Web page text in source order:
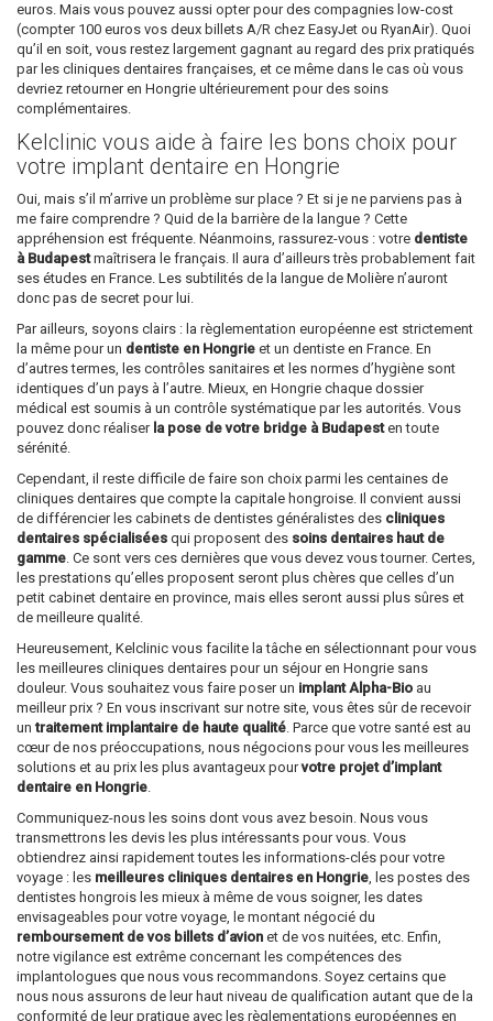
euros. Mais vous pouvez aussi opter pour des compagnies low-cost
(compter 100 euros vos deux billets A/R chez EasyJet ou RyanAir). Quoi
qu’il en soit, vous restez largement gagnant au regard des prix pratiqués
par les cliniques dentaires françaises, et ce même dans le cas où vous
devriez retourner en Hongrie ultérieurement pour des soins
complémentaires.
Kelclinic vous aide à faire les bons choix pour
votre implant dentaire en Hongrie
Oui, mais s’il m’arrive un problème sur place ? Et si je ne parviens pas à
me faire comprendre ? Quid de la barrière de la langue ? Cette
appréhension est fréquente. Néanmoins, rassurez-vous : votre dentiste
à Budapestmaîtrisera le français. Il aura d’ailleurs très probablement fait
ses études en France. Les subtilités de la langue de Molière n’auront
donc pas de secret pour lui.
Par ailleurs, soyons clairs : la règlementation européenne est strictement
la même pour un dentiste en Hongrie et un dentiste en France. En
d’autres termes, les contrôles sanitaires et les normes d’hygiène sont
identiques d’un pays à l’autre. Mieux, en Hongrie chaque dossier
médical est soumis à un contrôle systématique par les autorités. Vous
pouvez donc réaliser la pose de votre bridge à Budapesten toute
sérénité.
Cependant, il reste difficile de faire son choix parmi les centaines de
cliniques dentaires que compte la capitale hongroise. Il convient aussi
de différencier les cabinets de dentistes généralistes des cliniques
dentaires spécialisées qui proposent des soins dentaires haut de
gamme. Ce sont vers ces dernières que vous devez vous tourner. Certes,
les prestations qu’elles proposent seront plus chères que celles d’un
petit cabinet dentaire en province, mais elles seront aussi plus sûres et
de meilleure qualité.
Heureusement, Kelclinic vous facilite la tâche en sélectionnant pour vous
les meilleures cliniques dentaires pour un séjour en Hongrie sans
douleur. Vous souhaitez vous faire poser un implant Alpha-Bio au
meilleur prix ? En vous inscrivant sur notre site, vous êtes sûr de recevoir
untraitement implantaire de haute qualité. Parce que votre santé est au
cœur de nos préoccupations, nous négocions pour vous les meilleures
solutions et au prix les plus avantageux pourvotre projet d’implant
dentaire en Hongrie.
Communiquez-nous les soins dont vous avez besoin. Nous vous
transmettrons les devis les plus intéressants pour vous. Vous
obtiendrez ainsi rapidement toutes les informations-clés pour votre
voyage : les meilleures cliniques dentaires en Hongrie, les postes des
dentistes hongrois les mieux à même de vous soigner, les dates
envisageables pour votre voyage, le montant négocié du
remboursement de vos billets d’avion et de vos nuitées, etc. Enfin,
notre vigilance est extrême concernant les compétences des
implantologues que nous vous recommandons. Soyez certains que
nous nous assurons de leur haut niveau de qualification autant que de la
conformité de leur pratique avec les règlementations européennes en